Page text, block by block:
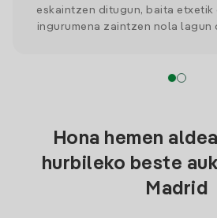
eskaintzen ditugun, baita
ingurumena zaintzen nola lagun
Hona hemen
hurbileko beste
Madrid